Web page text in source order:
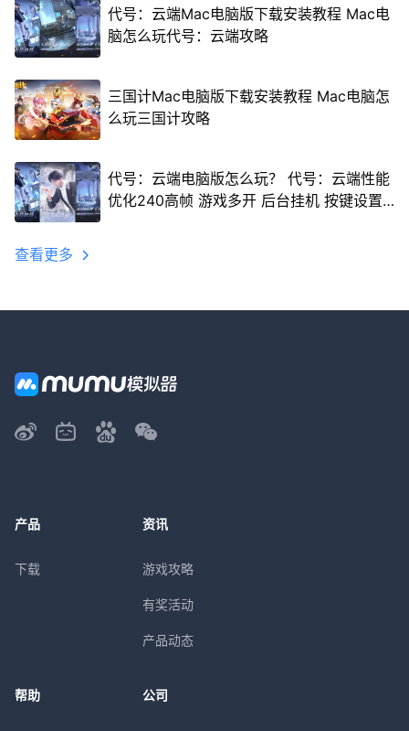
代号：云端Mac电脑版下载安装教程 Mac电
脑怎么玩代号：云端攻略
三国计Mac电脑版下载安装教程 Mac电脑怎
么玩三国计攻略
代号：云端电脑版怎么玩？ 代号：云端性能
优化240高帧 游戏多开 后台挂机 按键设置
查看更多
产品
下载
资讯
游戏攻略
有奖活动
产品动态
帮助 公司